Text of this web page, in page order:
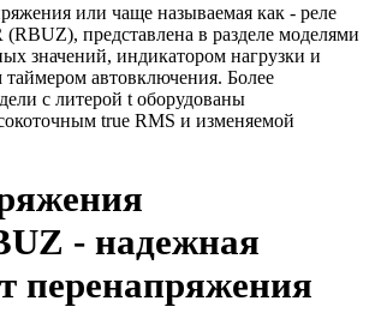
или чаще называемая как - реле
представлена в разделе моделями
значений, индикатором нагрузки и
автовключения. Более
с литерой t оборудованы
true RMS и изменяемой
- надежная
перенапряжения